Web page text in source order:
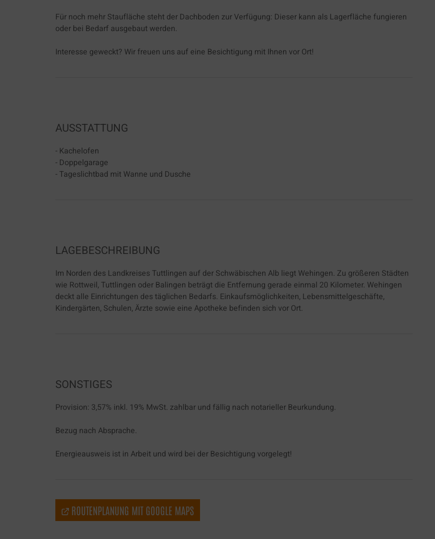
Für noch mehr Staufläche steht der Dachboden zur Verfügung: Dieser kann als Lagerfläche fungieren
oder bei Bedarf ausgebaut werden.
Interesse geweckt? Wir freuen uns auf eine Besichtigung mit Ihnen vor Ort!
AUSSTATTUNG
- Kachelofen
- Doppelgarage
- Tageslichtbad mit Wanne und Dusche
LAGEBESCHREIBUNG
Im Norden des Landkreises Tuttlingen auf der Schwäbischen Alb liegt Wehingen. Zu größeren Städten
wie Rottweil, Tuttlingen oder Balingen beträgt die Entfernung gerade einmal 20 Kilometer. Wehingen
deckt alle Einrichtungen des täglichen Bedarfs. Einkaufsmöglichkeiten, Lebensmittelgeschäfte,
Kindergärten, Schulen, Ärzte sowie eine Apotheke befinden sich vor Ort.
SONSTIGES
Provision: 3,57% inkl. 19% MwSt. zahlbar und fällig nach notarieller Beurkundung.
Bezug nach Absprache.
Energieausweis ist in Arbeit und wird bei der Besichtigung vorgelegt!
ROUTENPLANUNG MIT GOOGLE MAPS
Sie auf "Nur essenzielle Cookies akzeptieren" klicken, findet die
oben beschriebene Übertragung nicht statt.